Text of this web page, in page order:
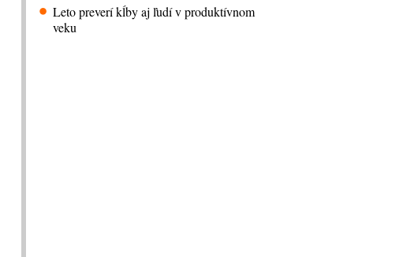
Leto preverí kĺby aj ľudí v produktívnom
veku